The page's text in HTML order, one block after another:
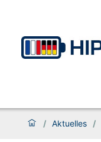
/ Aktuelles /